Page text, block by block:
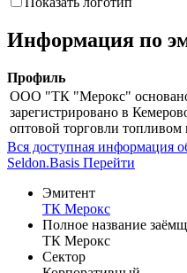
Ask
Indicative (Last)
Информация по
Профиль
ООО "ТК "Мерокс" основано
зарегистрировано в
оптовой торговли
Вся доступная информация
Seldon.Basis Перейти
Эмитент
ТК Мерокс